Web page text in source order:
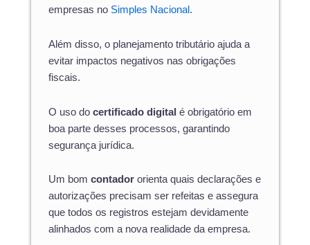
empresas no Simples Nacional.
Além disso, o planejamento tributário ajuda a
evitar impactos negativos nas obrigações
fiscais.
O uso do certificado digital é obrigatório em
boa parte desses processos, garantindo
segurança jurídica.
Um bom contador orienta quais declarações e
autorizações precisam ser refeitas e assegura
que todos os registros estejam devidamente
alinhados com a nova realidade da empresa.